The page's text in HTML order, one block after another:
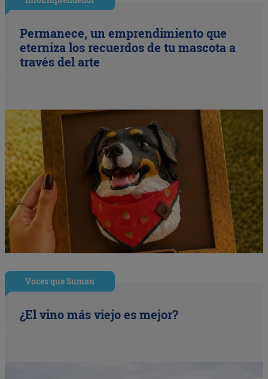
Permanece, un emprendimiento que
eterniza los recuerdos de tu mascota a
través del arte
Voces que Suman
¿El vino más viejo es mejor?